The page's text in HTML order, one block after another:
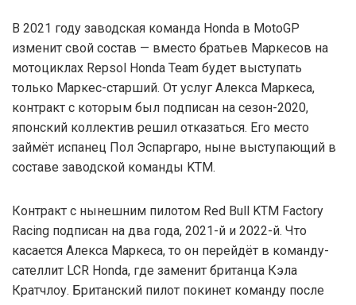
В 2021 году заводская команда Honda в MotoGP
изменит свой состав — вместо братьев Маркесов на
мотоциклах Repsol Honda Team будет выступать
только Маркес-старший. От услуг Алекса Маркеса,
контракт с которым был подписан на сезон-2020,
японский коллектив решил отказаться. Его место
займёт испанец Пол Эспаргаро, ныне выступающий в
составе заводской команды KTM.
Контракт с нынешним пилотом Red Bull KTM Factory
Racing подписан на два года, 2021-й и 2022-й. Что
касается Алекса Маркеса, то он перейдёт в команду-
сателлит LCR Honda, где заменит британца Кэла
Кратчлоу. Британский пилот покинет команду после